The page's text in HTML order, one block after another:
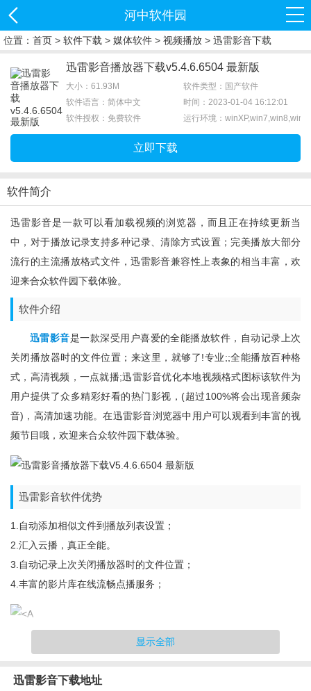
河中软件园
位置： 首页 > 软件下载 > 媒体软件 > 视频播放 > 迅雷影音下载
迅雷影音播放器下载v5.4.6.6504 最新版
大小：61.93M
软件类型：国产软件
软件语言：简体中文
时间：2023-01-04 16:12:01
软件授权：免费软件
运行环境：
立即下载
软件简介
迅雷影音是一款可以看加载视频的浏览器，而且正在持续更新当
中，对于播放记录支持多种记录、清除方式设置；完美播放大部分
流行的主流播放格式文件，迅雷影音兼容性上表象的相当丰富，欢
迎来合众软件园下载体验。
软件介绍
迅雷影音是一款深受用户喜爱的全能播放软件，自动记录上次
关闭播放器时的文件位置；来这里，就够了!专业;;全能播放百种格
式，高清视频，一点就播;迅雷影音优化本地视频格式图标该软件为
用户提供了众多精彩好看的热门影视，(超过100%将会出现音频杂
音)，高清加速功能。在迅雷影音浏览器中用户可以观看到丰富的视
频节目哦，欢迎来合众软件园下载体验。
迅雷影音软件优势
1.自动添加相似文件到播放列表设置；
2.汇入云播，真正全能。
3.自动记录上次关闭播放器时的文件位置；
4.丰富的影片库在线流畅点播服务；
迅雷影音软件特点
显示全部
迅雷影音下载地址